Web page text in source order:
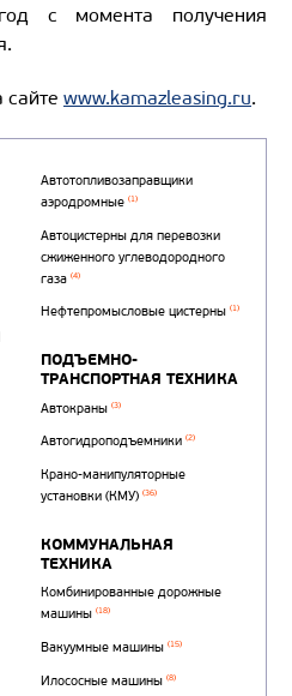
с момента получения
сайте www.kamazleasing.ru.
Автоцистерны для
сжиженного